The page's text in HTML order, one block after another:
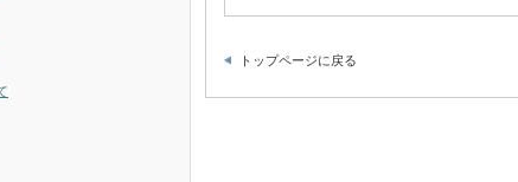
トップページに戻る